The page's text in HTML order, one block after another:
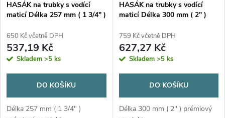
HASÁK na trubky s vodící
maticí Délka 257 mm ( 1 3/4" )
650 Kč včetně DPH
537,19 Kč
Skladem >5 ks
DO KOŠÍKU
Délka 257 mm ( 1 3/4" )
HASÁK na trubky s vodící
maticí Délka 300 mm ( 2" )
759 Kč včetně DPH
627,27 Kč
Skladem >5 ks
DO KOŠÍKU
Délka 300 mm ( 2" ) prémiový